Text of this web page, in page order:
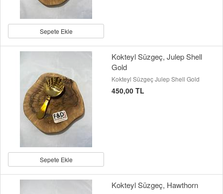
Sepete Ekle
Sepete Ekle
Kokteyl Süzgeç, Julep Shell
Gold
Kokteyl Süzgeç Julep Shell Gold
450,00 TL
Kokteyl Süzgeç, Hawthorn